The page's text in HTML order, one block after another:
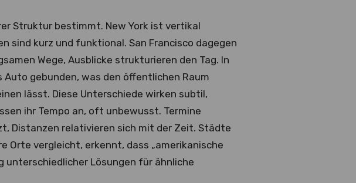
Struktur bestimmt. New York ist vertikal
sind kurz und funktional. San Francisco dagegen
Wege, Ausblicke strukturieren den Tag. In
gebunden, was den öffentlichen Raum
lässt. Diese Unterschiede wirken subtil,
ihr Tempo an, oft unbewusst. Termine
Distanzen relativieren sich mit der Zeit. Städte
Orte vergleicht, erkennt, dass „amerikanische
unterschiedlicher Lösungen für ähnliche